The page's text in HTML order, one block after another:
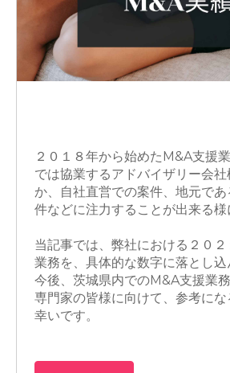
２０１８年から始めたM&A支援
では協業するアドバイザリー会
か、自社直営での案件、地元で
件などに注力することが出来る様
当記事では、弊社における２０
業務を、具体的な数字に落とし込
今後、茨城県内でのM&A支援業
専門家の皆様に向けて、参考に
幸いです。